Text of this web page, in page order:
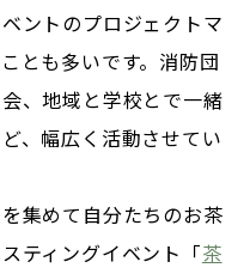
ントのプロジェクトマ
とも多いです。消防団
、地域と学校とで一緒
、幅広く活動させてい
集めて自分たちのお茶
ティングイベント「茶